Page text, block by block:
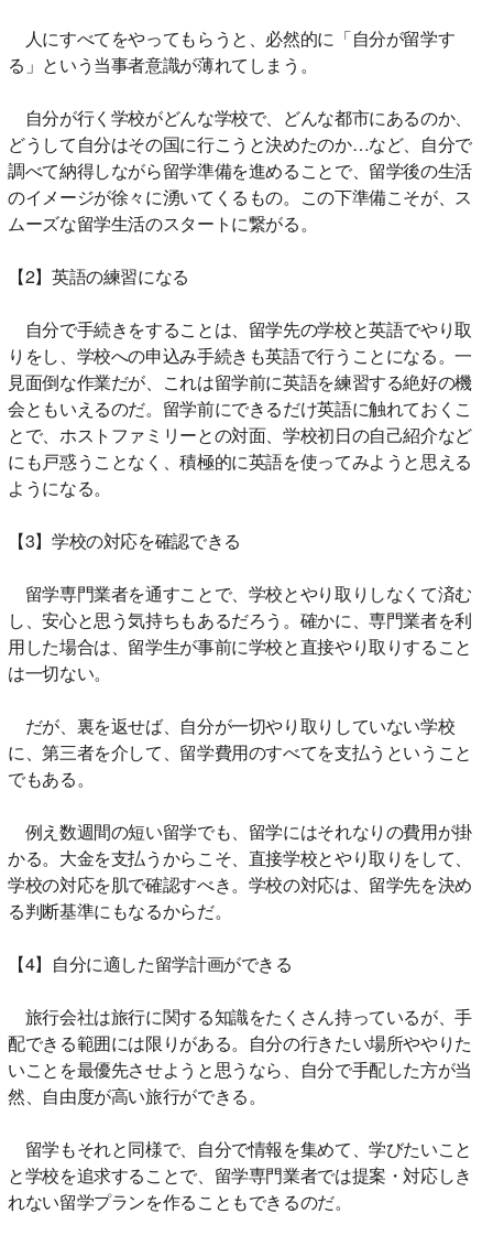
人にすべてをやってもらうと、必然的に「自分が留学す
る」という当事者意識が薄れてしまう。
自分が行く学校がどんな学校で、どんな都市にあるのか、
どうして自分はその国に行こうと決めたのか…など、自分で
調べて納得しながら留学準備を進めることで、留学後の生活
のイメージが徐々に湧いてくるもの。この下準備こそが、ス
ムーズな留学生活のスタートに繋がる。
【2】英語の練習になる
自分で手続きをすることは、留学先の学校と英語でやり取
りをし、学校への申込み手続きも英語で行うことになる。一
見面倒な作業だが、これは留学前に英語を練習する絶好の機
会ともいえるのだ。留学前にできるだけ英語に触れておくこ
とで、ホストファミリーとの対面、学校初日の自己紹介など
にも戸惑うことなく、積極的に英語を使ってみようと思える
ようになる。
【3】学校の対応を確認できる
留学専門業者を通すことで、学校とやり取りしなくて済む
し、安心と思う気持ちもあるだろう。確かに、専門業者を利
用した場合は、留学生が事前に学校と直接やり取りすること
は一切ない。
だが、裏を返せば、自分が一切やり取りしていない学校
に、第三者を介して、留学費用のすべてを支払うということ
でもある。
例え数週間の短い留学でも、留学にはそれなりの費用が掛
かる。大金を支払うからこそ、直接学校とやり取りをして、
学校の対応を肌で確認すべき。学校の対応は、留学先を決め
る判断基準にもなるからだ。
【4】自分に適した留学計画ができる
旅行会社は旅行に関する知識をたくさん持っているが、手
配できる範囲には限りがある。自分の行きたい場所ややりた
いことを最優先させようと思うなら、自分で手配した方が当
然、自由度が高い旅行ができる。
留学もそれと同様で、自分で情報を集めて、学びたいこと
と学校を追求することで、留学専門業者では提案・対応しき
れない留学プランを作ることもできるのだ。